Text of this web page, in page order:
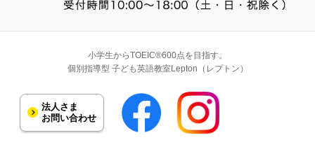
小学生からTOEIC®600点を目指す。
個別指導型 子ども英語教室Lepton（レプトン）
法人さま
お問い合わせ